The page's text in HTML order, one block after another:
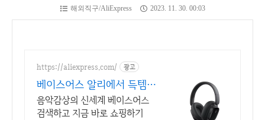
해외직구/AliExpress 2023. 11. 30. 00:03
https://aliexpress.com/ 광고
베이스어스 알리에서 득템
알리 초특가 베이서스헤드폰
음악감상의 신세계 베이스어스
검색하고 지금 바로 쇼핑하기